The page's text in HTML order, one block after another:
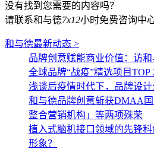
没有找到您需要的内容吗？
请联系和与徳7x12小时免费咨询中
和与德最新动态 >
品牌创意赋能商业价值：访
全球品牌“战疫”精选项目TOP
浅谈后疫情时代下，品牌设
和与德品牌创意斩获DMAA
整合营销机构」等两项殊荣
植入式脑机接口领域的先锋
形象？